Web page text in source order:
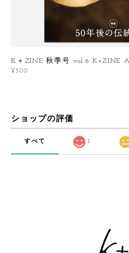
K＋ZINE 秋季号 vol.6 K+ZINE
¥500
ショップの評価
すべて 1